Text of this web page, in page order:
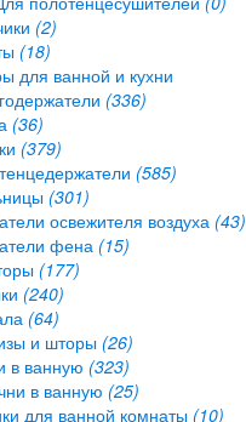
(2)
(18)
для ванной и кухни
(336)
(36)
(379)
(585)
(301)
освежителя воздуха (43)
фена (15)
(177)
(240)
(64)
и шторы (26)
в ванную (323)
в ванную (25)
для ванной комнаты (10)